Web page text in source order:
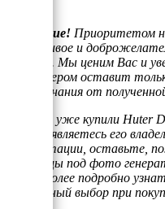
Внимание! Приоритетом
отзывчивое и
клиенту. Мы ценим Вас и
менеджером оставит
воспоминания от
Если Вы уже купили Huter
просто являетесь его
эксплуатации, оставьте,
страницы под фото
людям более подробно
правильный выбор при